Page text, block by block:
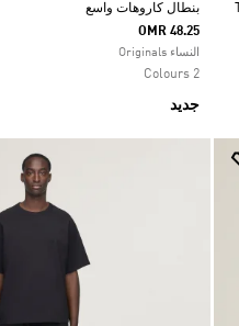
Selected
بنطال كاروهات واسع
OMR 48.25
النساء Originals
2 Colours
جديد